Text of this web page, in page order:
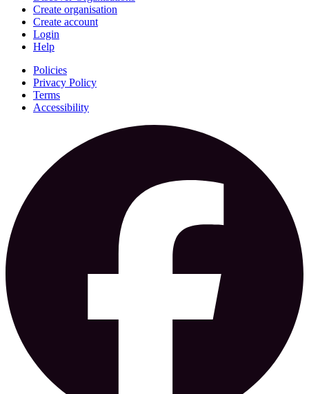
Create organisation
Create account
Login
Help
Policies
Privacy Policy
Terms
Accessibility